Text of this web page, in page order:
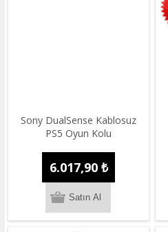
Sony DualSense Kablosuz
PS5 Oyun Kolu
6.017,90 ₺